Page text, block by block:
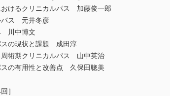
けるクリニカルパス 加藤俊一郎
パス 元井冬彦
川中博文
の現状と課題 成田淳
術期クリニカルパス 山中英治
の有用性と改善点 久保田聰美
］